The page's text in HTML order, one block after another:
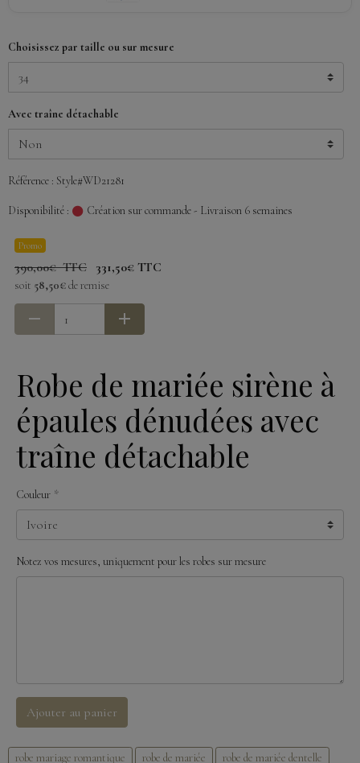
Choisissez par taille ou sur mesure
Avec traîne détachable
Référence : Style#WD21281
Disponibilité : Création sur commande - Livraison 6 semaines
Promo
390,00€ TTC 331,50€ TTC
soit 58,50€de remise
Robe de mariée sirène à
épaules dénudées avec
traîne détachable
Couleur
Notez vos mesures, uniquement pour les robes sur mesure
Ajouter au panier
robe mariage romantique robe de mariée robe de mariée dentelle